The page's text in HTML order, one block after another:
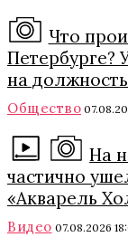
Что
Петербурге?
на должность
Общество
На
частично
«Акварель
Видео 07.08.2026